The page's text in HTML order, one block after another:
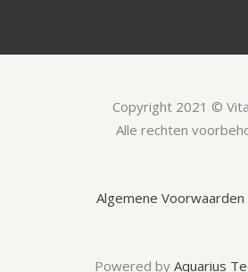
Copyright 2021 ©
Alle rechten
Algemene Voorwaarden
Powered by Aquarius